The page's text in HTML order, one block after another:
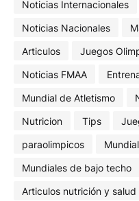
Noticias Internacionales
Noticias Nacionales
Articulos
Juegos
Noticias FMAA
Mundial de Atletismo
Nutricion
Tips
paraolimpicos
Mundiales de bajo techo
Articulos nutrición y salud